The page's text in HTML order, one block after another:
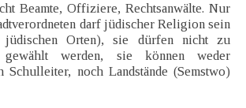
Beamte, Offiziere, Rechtsanwälte. Nur
darf jüdischer Religion sein
Orten), sie dürfen nicht zu
gewählt werden, sie können weder
Schulleiter, noch Landstände (Semstwo)